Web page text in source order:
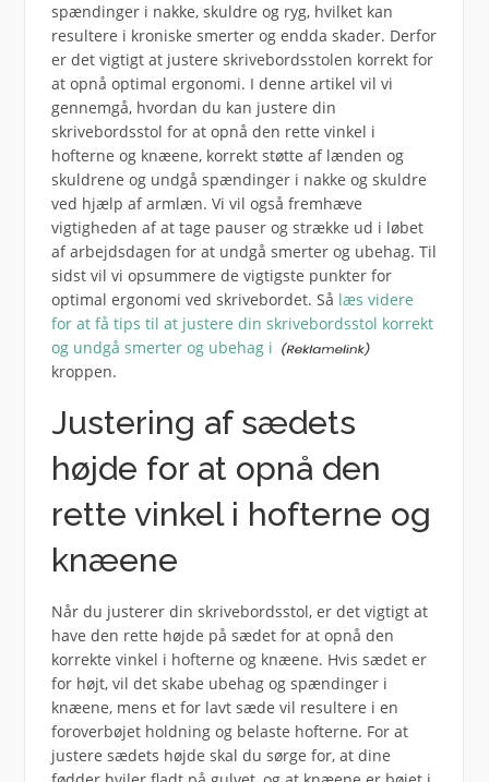
spændinger i nakke, skuldre og ryg, hvilket kan
resultere i kroniske smerter og endda skader. Derfor
er det vigtigt at justere skrivebordsstolen korrekt for
at opnå optimal ergonomi. I denne artikel vil vi
gennemgå, hvordan du kan justere din
skrivebordsstol for at opnå den rette vinkel i
hofterne og knæene, korrekt støtte af lænden og
skuldrene og undgå spændinger i nakke og skuldre
ved hjælp af armlæn. Vi vil også fremhæve
vigtigheden af at tage pauser og strække ud i løbet
af arbejdsdagen for at undgå smerter og ubehag. Til
sidst vil vi opsummere de vigtigste punkter for
optimal ergonomi ved skrivebordet. Så læs videre
for at få tips til at justere din skrivebordsstol korrekt
og undgå smerter og ubehag i
kroppen.
Justering af sædets
højde for at opnå den
rette vinkel i hofterne og
knæene
Når du justerer din skrivebordsstol, er det vigtigt at
have den rette højde på sædet for at opnå den
korrekte vinkel i hofterne og knæene. Hvis sædet er
for højt, vil det skabe ubehag og spændinger i
knæene, mens et for lavt sæde vil resultere i en
foroverbøjet holdning og belaste hofterne. For at
justere sædets højde skal du sørge for, at dine